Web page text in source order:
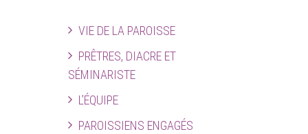
VIE DE LA PAROISSE
PRÊTRES, DIACRE ET
SÉMINARISTE
L’ÉQUIPE
PAROISSIENS ENGAGÉS